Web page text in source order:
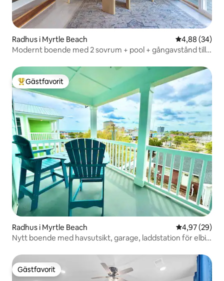
Radhus i Myrtle Beach 4,88 av 5 i
4,88 (34)
Modernt boende med 2 sovrum + pool + gångavstånd till
Populär gästfavorit
Gästfavorit
Radhus i Myrtle Beach 4,97 av 5 i
4,97 (29)
Nytt boende med havsutsikt, garage, laddstation för elbil
Gästfavorit
Gästfavorit